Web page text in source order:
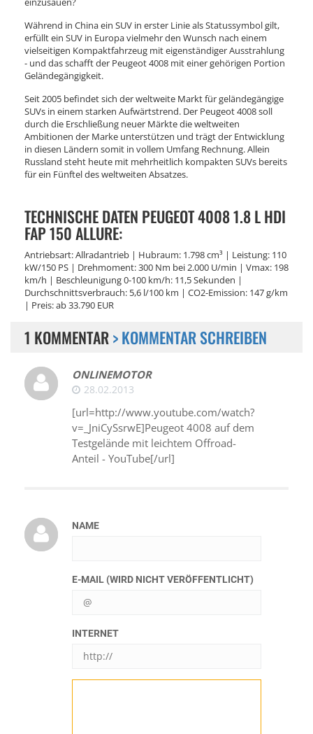
Während in China ein SUV in erster Linie als Statussymbol gilt,
erfüllt ein SUV in Europa vielmehr den Wunsch nach einem
vielseitigen Kompaktfahrzeug mit eigenständiger Ausstrahlung
- und das schafft der Peugeot 4008 mit einer gehörigen Portion
Geländegängigkeit.
Seit 2005 befindet sich der weltweite Markt für geländegängige
SUVs in einem starken Aufwärtstrend. Der Peugeot 4008 soll
durch die Erschließung neuer Märkte die weltweiten
Ambitionen der Marke unterstützen und trägt der Entwicklung
in diesen Ländern somit in vollem Umfang Rechnung. Allein
Russland steht heute mit mehrheitlich kompakten SUVs bereits
für ein Fünftel des weltweiten Absatzes.
TECHNISCHE DATEN PEUGEOT 4008 1.8 L HDI
FAP 150 ALLURE:
Antriebsart: Allradantrieb | Hubraum: 1.798 cm³ | Leistung: 110
kW/150 PS | Drehmoment: 300 Nm bei 2.000 U/min | Vmax: 198
km/h | Beschleunigung 0-100 km/h: 11,5 Sekunden |
Durchschnittsverbrauch: 5,6 l/100 km | CO2-Emission: 147 g/km
| Preis: ab 33.790 EUR
1 KOMMENTAR> KOMMENTAR SCHREIBEN
ONLINEMOTOR
28.02.2013
[url=http://www.youtube.com/watch?
v=_JniCySsrwE]Peugeot 4008 auf dem
Testgelände mit leichtem Offroad-
Anteil - YouTube[/url]
NAME
E-MAIL (WIRD NICHT VERÖFFENTLICHT)
INTERNET